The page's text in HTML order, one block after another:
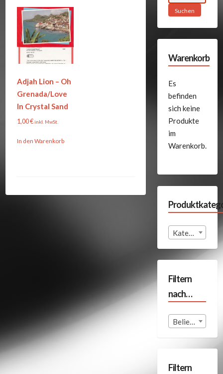
Adjah Lion – Oh
Grenada/Love
In Crystal Sand
1,00€inkl. MwSt.
In den Warenkorb
Suchen
Warenkorb
Es
befinden
sich keine
Produkte
im
Warenkorb.
Kategorie auswählen
Filtern
nach…
Beliebige Format
Filtern